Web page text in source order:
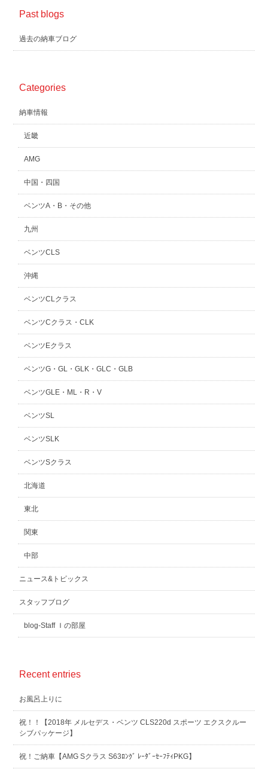
Past blogs
過去の納車ブログ
Categories
納車情報
近畿
AMG
中国・四国
ベンツA・B・その他
九州
ベンツCLS
沖縄
ベンツCLクラス
ベンツCクラス・CLK
ベンツEクラス
ベンツG・GL・GLK・GLC・GLB
ベンツGLE・ML・R・V
ベンツSL
ベンツSLK
ベンツSクラス
北海道
東北
関東
中部
ニュース&トピックス
スタッフブログ
blog-Staff Ｉの部屋
Recent entries
お風呂上りに
祝！！【2018年 メルセデス・ベンツ CLS220d スポーツ エクスクルー
シブパッケージ】
祝！ご納車【AMG Sクラス S63ﾛﾝｸﾞ ﾚｰﾀﾞｰｾｰﾌﾃｨPKG】